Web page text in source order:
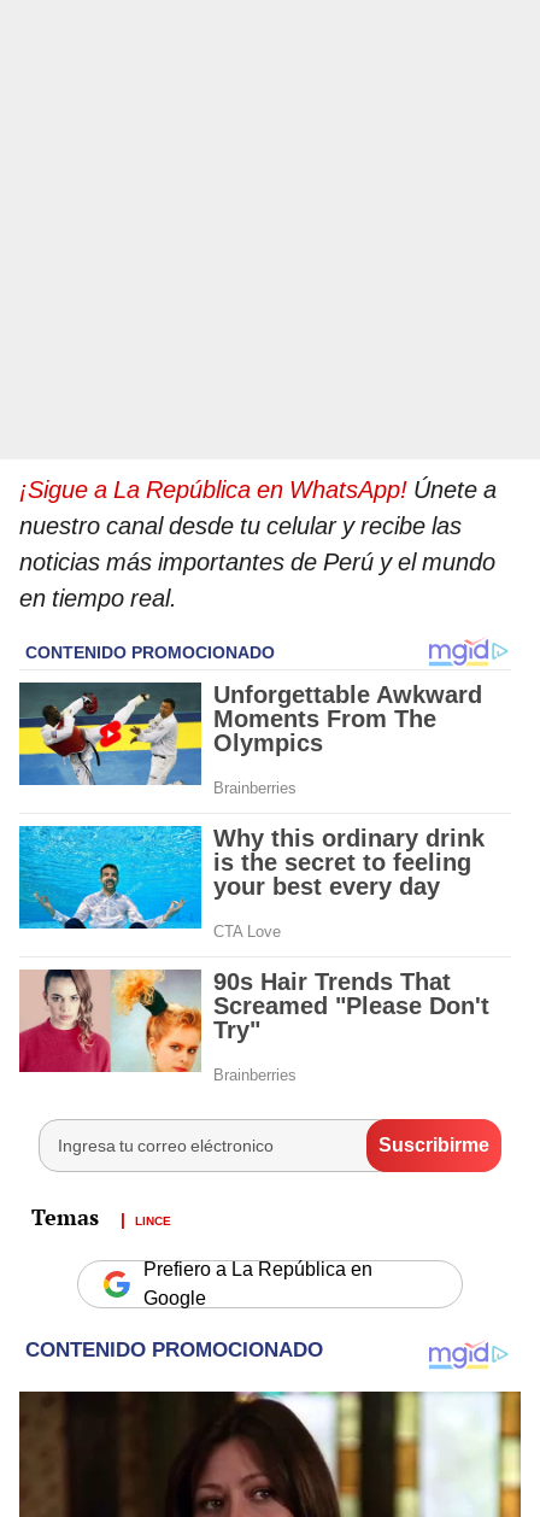
¡Sigue a La República en WhatsApp! Únete a
nuestro canal desde tu celular y recibe las
noticias más importantes de Perú y el mundo
en tiempo real.
LINCE
Prefiero a La República en
Google